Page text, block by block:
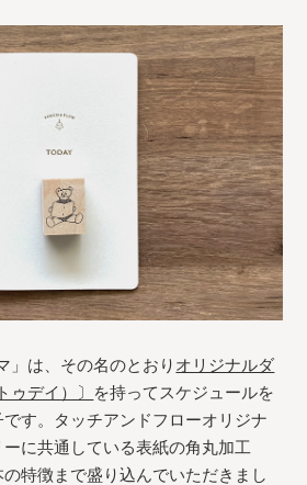
」は、その名のとおり オリジナルダ
ゥデイ）〕 を持ってスケジュールを
す。タッチアンドフローオリジナ
に共通している表紙の角丸加工
特徴まで盛り込んでいただきまし